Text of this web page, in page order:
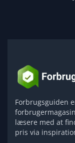
Forbrugsguiden
læsere med at
pris via